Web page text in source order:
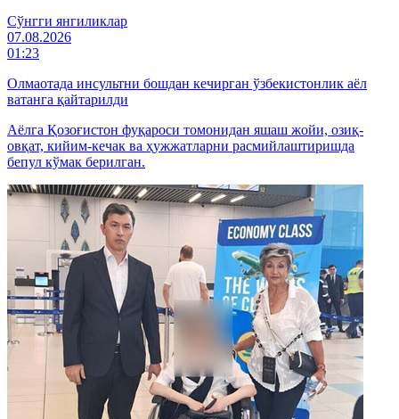
Cўнгги янгиликлар
07.08.2026
01:23
Олмаотада инсультни бошдан кечирган ўзбекистонлик аёл
ватанга қайтарилди
Аёлга Қозоғистон фуқароси томонидан яшаш жойи, озиқ-
овқат, кийим-кечак ва ҳужжатларни расмийлаштиришда
бепул кўмак берилган.